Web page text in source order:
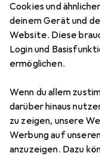
Cookies und
deinem Gerät und
Website. Diese
Login und
ermöglichen.
Wenn du allem
darüber hinaus
zu zeigen, unsere
Werbung auf
anzuzeigen. Dazu
Agro
HWD 90 2x2
Bewertungen
Aktuell nicht